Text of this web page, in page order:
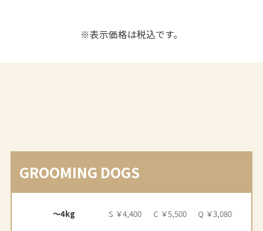
※表示価格は税込です。
GROOMING DOGS
～4kg S ￥4,400 C ￥5,500 Q ￥3,080